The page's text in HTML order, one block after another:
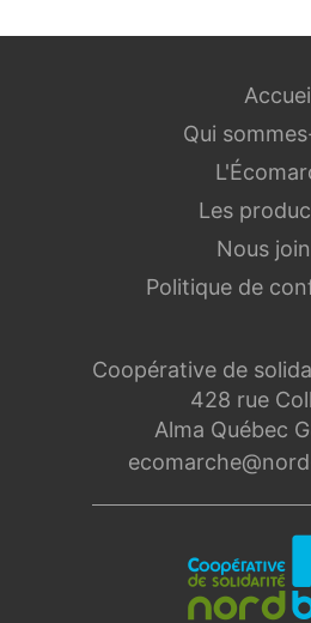
Coopérative de
428 rue
Alma Québec
Qui
Les
Nous
Politique de